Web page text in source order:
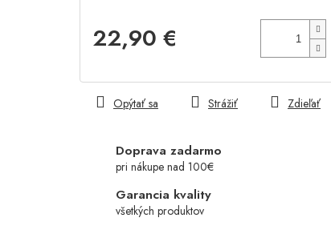
22,90 €
cena:
Doprava zadarmo
pri nákupe nad 100€
Garancia kvality
všetkých produktov
Opýtať sa Strážiť Zdieľať